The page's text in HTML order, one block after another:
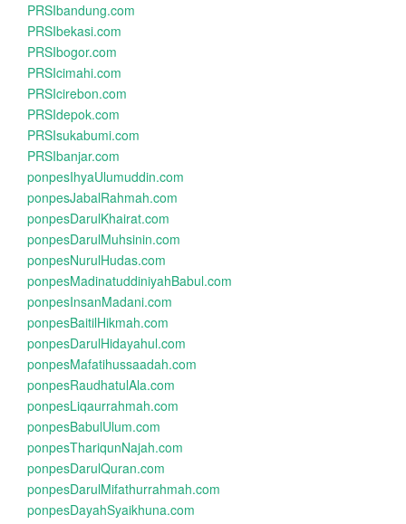
PRSIbandung.com
PRSIbekasi.com
PRSIbogor.com
PRSIcimahi.com
PRSIcirebon.com
PRSIdepok.com
PRSIsukabumi.com
PRSIbanjar.com
ponpesIhyaUlumuddin.com
ponpesJabalRahmah.com
ponpesDarulKhairat.com
ponpesDarulMuhsinin.com
ponpesNurulHudas.com
ponpesMadinatuddiniyahBabul.com
ponpesInsanMadani.com
ponpesBaitilHikmah.com
ponpesDarulHidayahul.com
ponpesMafatihussaadah.com
ponpesRaudhatulAla.com
ponpesLiqaurrahmah.com
ponpesBabulUlum.com
ponpesThariqunNajah.com
ponpesDarulQuran.com
ponpesDarulMifathurrahmah.com
ponpesDayahSyaikhuna.com